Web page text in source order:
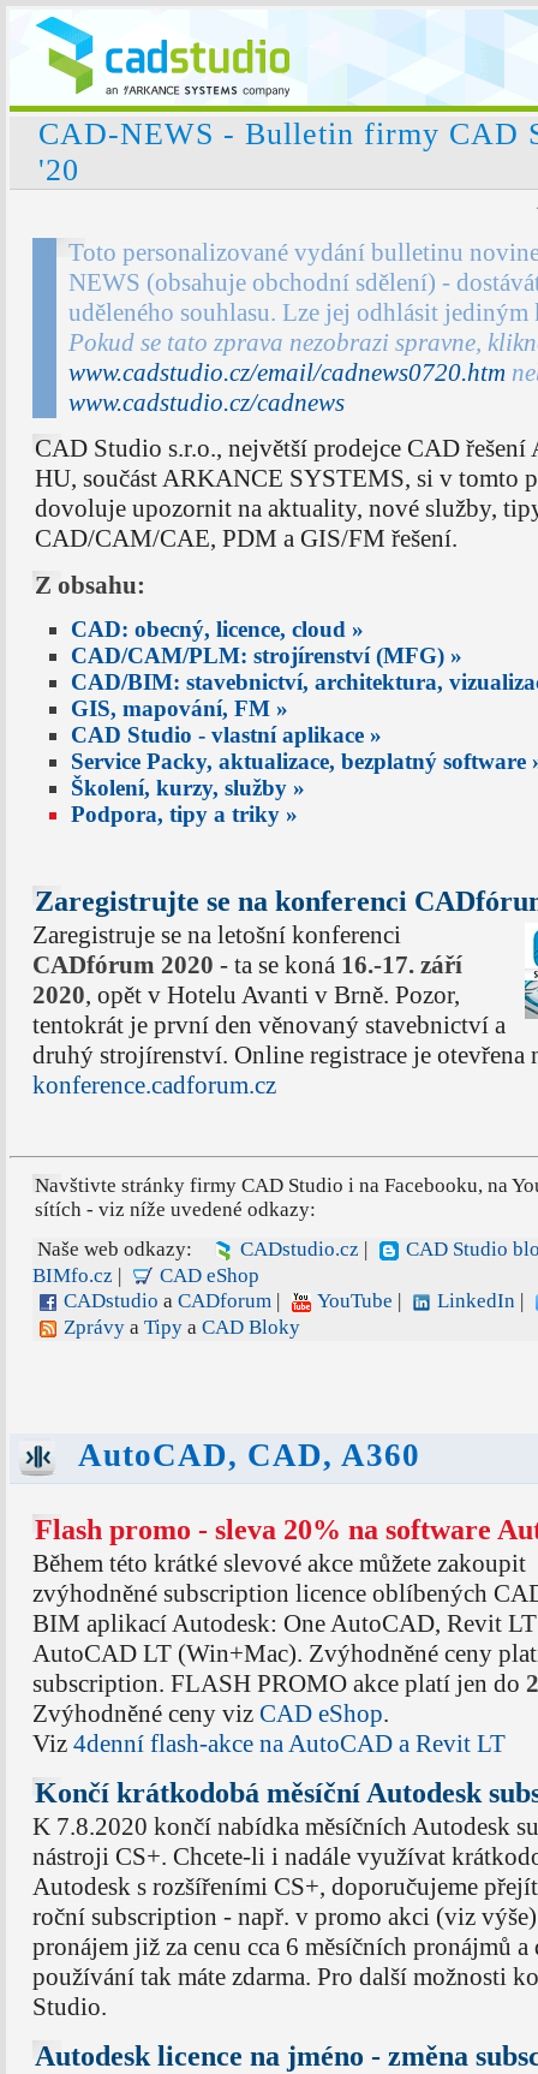
CAD-NEWS - Bulletin firmy CAD
'20
Toto personalizované vydání bulletinu
NEWS (obsahuje obchodní sdělení) -
uděleného souhlasu. Lze jej odhlásit
Pokud se tato zprava nezobrazi spravne,
www.cadstudio.cz/email/cadnews0720.htm
www.cadstudio.cz/cadnews
CAD Studio s.r.o., největší prodejce CAD řešení
HU, součást ARKANCE SYSTEMS, si v tomto
dovoluje upozornit na aktuality, nové služby,
CAD/CAM/CAE, PDM a GIS/FM řešení.
Z obsahu:
CAD: obecný, licence, cloud »
CAD/CAM/PLM: strojírenství (MFG) »
CAD/BIM: stavebnictví, architektura,
GIS, mapování, FM »
CAD Studio - vlastní aplikace »
Service Packy, aktualizace, bezplatný software
Školení, kurzy, služby »
Podpora, tipy a triky »
Zaregistrujte se na konferenci
Zaregistruje se na letošní konferenci
CADfórum 2020 - ta se koná 16.-17. září
2020, opět v Hotelu Avanti v Brně. Pozor,
tentokrát je první den věnovaný stavebnictví a
druhý strojírenství. Online registrace je otevřena
konference.cadforum.cz
Navštivte stránky firmy CAD Studio i na Facebooku, na
sítích - viz níže uvedené odkazy:
Naše web odkazy:
CADstudio.cz
CAD Studio
BIMfo.cz |
CAD eShop
CADstudio a CADforum| YouTube LinkedIn|
Zprávya Tipya CAD Bloky
AutoCAD, CAD, A360
Flash promo - sleva 20% na software
Během této krátké slevové akce můžete zakoupit
zvýhodněné subscription licence oblíbených
BIM aplikací Autodesk: One AutoCAD, Revit
AutoCAD LT (Win+Mac). Zvýhodněné ceny
subscription. FLASH PROMO akce platí jen do
Zvýhodněné ceny viz CAD eShop.
Viz 4denní flash-akce na AutoCAD a Revit LT
Končí krátkodobá měsíční Autodesk
K 7.8.2020 končí nabídka měsíčních Autodesk
nástroji CS+. Chcete-li i nadále využívat
Autodesk s rozšířeními CS+, doporučujeme
roční subscription - např. v promo akci (viz
pronájem již za cenu cca 6 měsíčních pronájmů
používání tak máte zdarma. Pro další možnosti
Studio.
Autodesk licence na jméno - změna